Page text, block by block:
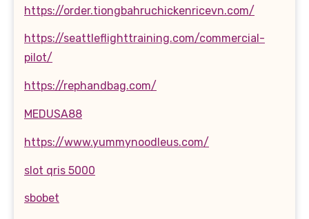
https://order.tiongbahruchickenricevn.com/
https://seattleflighttraining.com/commercial-
pilot/
https://rephandbag.com/
MEDUSA88
https://www.yummynoodleus.com/
slot qris 5000
sbobet